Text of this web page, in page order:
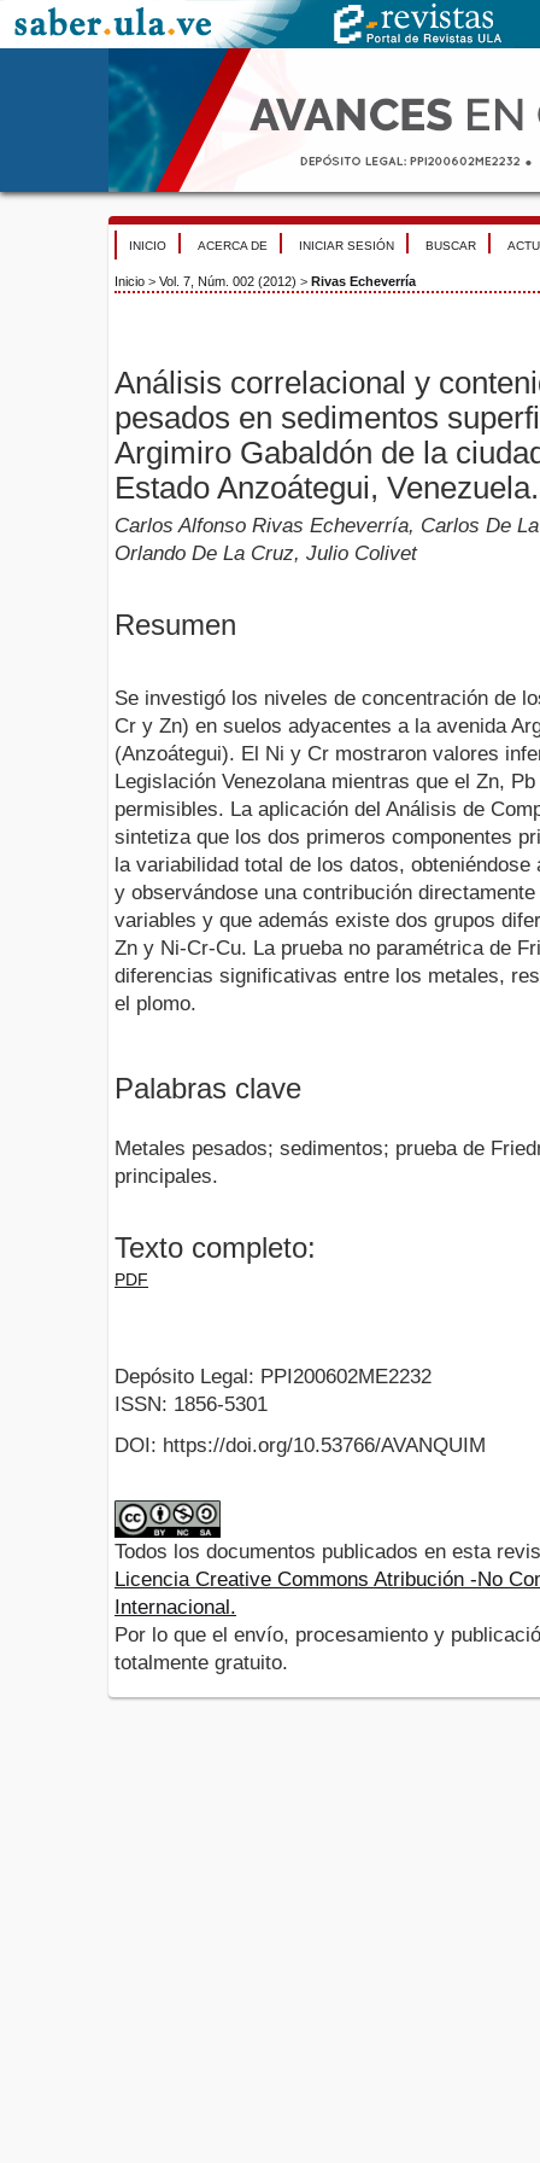
INICIO ACERCA DE INICIAR SESIÓN BUSCAR
Inicio > Vol. 7, Núm. 002 (2012) > Rivas Echeverría
Análisis correlacional y
pesados en sedimentos
Argimiro Gabaldón de la
Estado Anzoátegui, Venezuela.
Carlos Alfonso Rivas Echeverría, Carlos De
Orlando De La Cruz, Julio Colivet
Resumen
Se investigó los niveles de concentración de
Cr y Zn) en suelos adyacentes a la avenida
(Anzoátegui). El Ni y Cr mostraron valores
Legislación Venezolana mientras que el Zn,
permisibles. La aplicación del Análisis de
sintetiza que los dos primeros componentes
la variabilidad total de los datos,
y observándose una contribución
variables y que además existe dos grupos
Zn y Ni-Cr-Cu. La prueba no paramétrica de
diferencias significativas entre los metales,
el plomo.
Palabras clave
Metales pesados; sedimentos; prueba de
principales.
Texto completo:
PDF
Depósito Legal: PPI200602ME2232
ISSN: 1856-5301
DOI: https://doi.org/10.53766/AVANQUIM
Todos los documentos publicados en esta
Licencia Creative Commons Atribución -No
Internacional.
Por lo que el envío, procesamiento y
totalmente gratuito.